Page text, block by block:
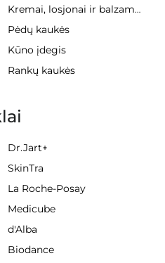
Kremai, losjonai ir balzamai kūnui
Pėdų kaukės
Kūno įdegis
Rankų kaukės
Dr.Jart+
SkinTra
La Roche-Posay
Medicube
d'Alba
Biodance